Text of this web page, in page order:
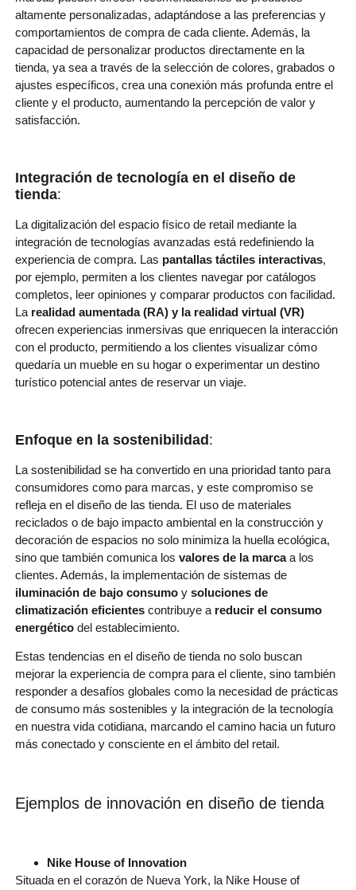
altamente personalizadas, adaptándose a las preferencias y
comportamientos de compra de cada cliente. Además, la
capacidad de personalizar productos directamente en la
tienda, ya sea a través de la selección de colores, grabados o
ajustes específicos, crea una conexión más profunda entre el
cliente y el producto, aumentando la percepción de valor y
satisfacción.
Integración de tecnología en el diseño de
tienda:
La digitalización del espacio físico de retail mediante la
integración de tecnologías avanzadas está redefiniendo la
experiencia de compra. Las pantallas táctiles interactivas,
por ejemplo, permiten a los clientes navegar por catálogos
completos, leer opiniones y comparar productos con facilidad.
Larealidad aumentada (RA) y la realidad virtual (VR)
ofrecen experiencias inmersivas que enriquecen la interacción
con el producto, permitiendo a los clientes visualizar cómo
quedaría un mueble en su hogar o experimentar un destino
turístico potencial antes de reservar un viaje.
Enfoque en la sostenibilidad:
La sostenibilidad se ha convertido en una prioridad tanto para
consumidores como para marcas, y este compromiso se
refleja en el diseño de las tienda. El uso de materiales
reciclados o de bajo impacto ambiental en la construcción y
decoración de espacios no solo minimiza la huella ecológica,
sino que también comunica los valores de la marcaa los
clientes. Además, la implementación de sistemas de
iluminación de bajo consumoy soluciones de
climatización eficientescontribuye areducir el consumo
energéticodel establecimiento.
Estas tendencias en el diseño de tienda no solo buscan
mejorar la experiencia de compra para el cliente, sino también
responder a desafíos globales como la necesidad de prácticas
de consumo más sostenibles y la integración de la tecnología
en nuestra vida cotidiana, marcando el camino hacia un futuro
más conectado y consciente en el ámbito del retail.
Ejemplos de innovación en diseño de tienda
Nike House of Innovation
Situada en el corazón de Nueva York, la Nike House of